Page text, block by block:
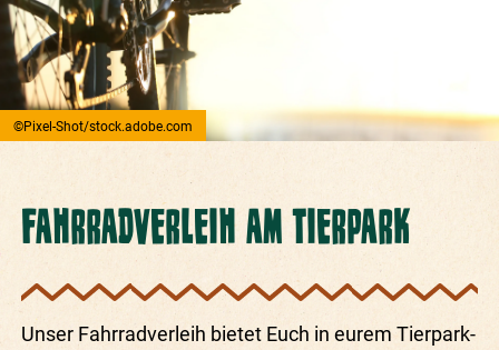
©Pixel-Shot/stock.adobe.com
FAHRRADVERLEIH AM TIERPARK
Unser Fahrradverleih bietet Euch in eurem Tierpark-